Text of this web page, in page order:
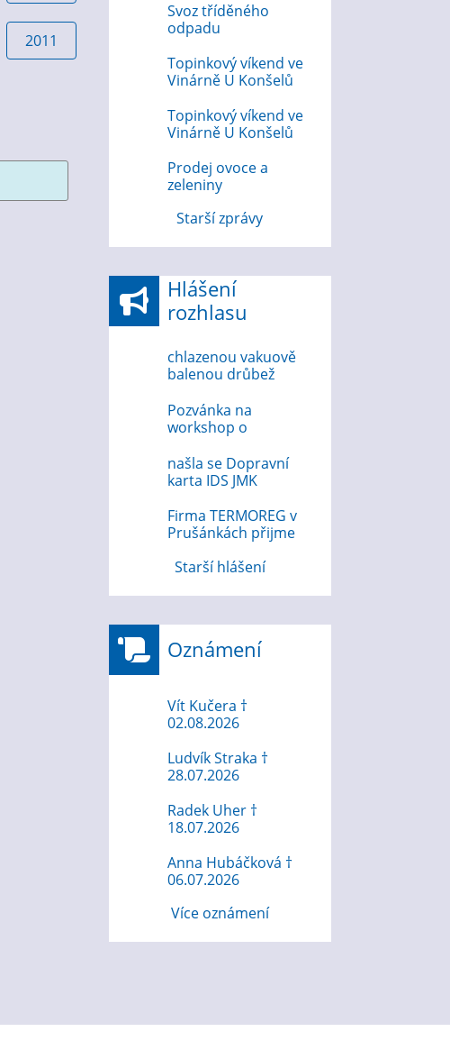
2011
Svoz tříděného
odpadu
Topinkový víkend ve
Vinárně U Konšelů
Topinkový víkend ve
Vinárně U Konšelů
Prodej ovoce a
zeleniny
Starší zprávy
Hlášení
rozhlasu
chlazenou vakuově
balenou drůbež
Pozvánka na
workshop o
internetu 12.8.2026
našla se Dopravní
karta IDS JMK
Firma TERMOREG v
Prušánkách přijme
Starší hlášení
Oznámení
Vít Kučera †
02.08.2026
Ludvík Straka †
28.07.2026
Radek Uher †
18.07.2026
Anna Hubáčková †
06.07.2026
Více oznámení